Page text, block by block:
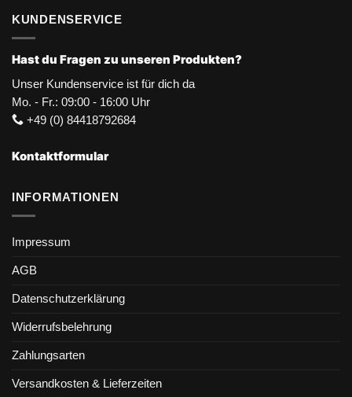
KUNDENSERVICE
Hast du Fragen zu unseren Produkten?
Unser Kundenservice ist für dich da
Mo. - Fr.: 09:00 - 16:00 Uhr
+49 (0) 84418792684
Kontaktformular
INFORMATIONEN
Impressum
AGB
Datenschutzerklärung
Widerrufsbelehrung
Zahlungsarten
Versandkosten & Lieferzeiten